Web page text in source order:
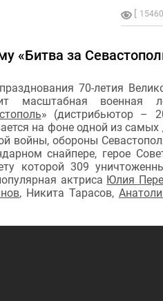
15460
«Битва за
70-летия
масштабная военная
» (дистрибьютор –
на фоне одной из
войны, обороны
снайпере, герое
которой 309
актриса Юлия
, Никита Тарасов,